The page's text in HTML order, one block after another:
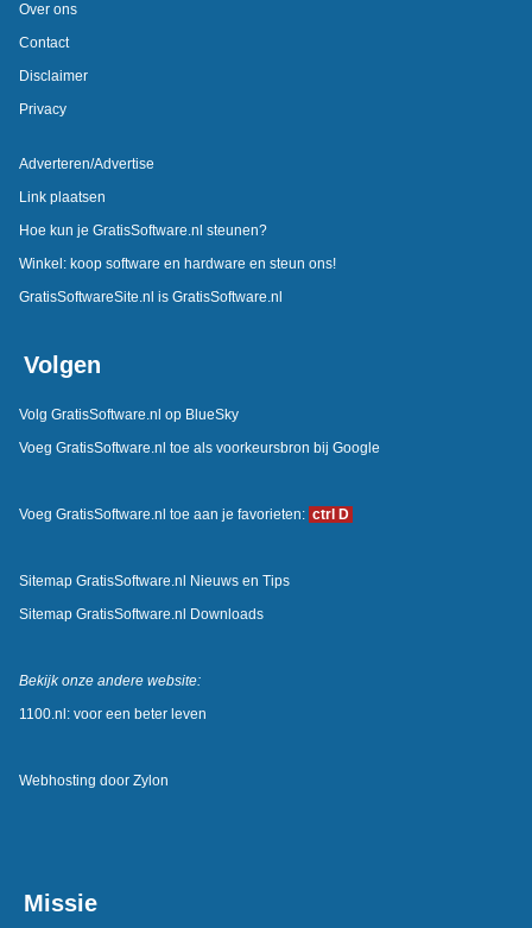
Over ons
Contact
Disclaimer
Privacy
Adverteren/Advertise
Link plaatsen
Hoe kun je GratisSoftware.nl steunen?
Winkel: koop software en hardware en steun ons!
GratisSoftwareSite.nl is GratisSoftware.nl
Volgen
Volg GratisSoftware.nl op BlueSky
Voeg GratisSoftware.nl toe als voorkeursbron bij Google
Voeg GratisSoftware.nl toe aan je favorieten: ctrl D
Sitemap GratisSoftware.nl Nieuws en Tips
Sitemap GratisSoftware.nl Downloads
Bekijk onze andere website:
1100.nl: voor een beter leven
Webhosting door Zylon
Missie